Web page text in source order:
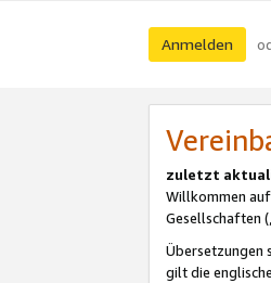
Anmelden
zuletzt
Willkommen
Gesellschaften
Übersetzungen
gilt die